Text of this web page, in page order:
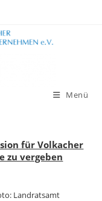
Menü
für Volkacher
zu vergeben
Landratsamt